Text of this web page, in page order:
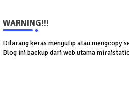
WARNING!!!
Dilarang keras mengutip atau mengcopy
Blog ini backup dari web utama